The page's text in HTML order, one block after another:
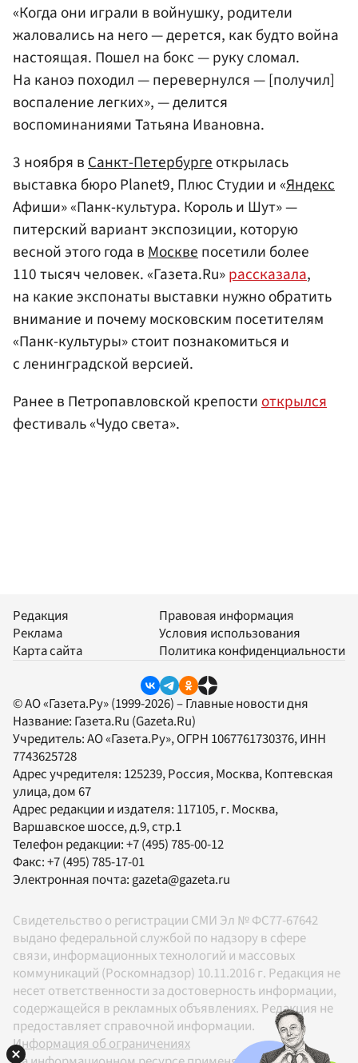
«Когда они играли в войнушку, родители
жаловались на него — дерется, как будто война
настоящая. Пошел на бокс — руку сломал.
На каноэ походил — перевернулся — [получил]
воспаление легких», — делится
воспоминаниями Татьяна Ивановна.
3 ноября вСанкт-Петербургеоткрылась
выставка бюро Planet9, Плюс Студии и «Яндекс
Афиши» «Панк-культура. Король и Шут» —
питерский вариант экспозиции, которую
весной этого года вМосквепосетили более
110 тысяч человек. «Газета.Ru»рассказала,
на какие экспонаты выставки нужно обратить
внимание и почему московским посетителям
«Панк-культуры» стоит познакомиться и
с ленинградской версией.
Ранее в Петропавловской крепостиоткрылся
фестиваль «Чудо света».
Редакция
Реклама
Карта сайта
Правовая информация
Условия использования
Политика конфиденциальности
© АО «Газета.Ру» (1999-2026) – Главные новости дня
Название: Газета.Ru (Gazeta.Ru)
Учредитель:АО «Газета.Ру», ОГРН 1067761730376, ИНН
7743625728
Адрес учредителя: 125239, Россия, Москва, Коптевская
улица, дом 67
Адрес редакции и издателя: 117105, г. Москва,
Варшавское шоссе, д.9, стр.1
Телефон редакции:+7 (495) 785-00-12
Факс:+7 (495) 785-17-01
Электронная почта: gazeta@gazeta.ru
Свидетельство о регистрации СМИ Эл № ФС77-67642
выдано федеральной службой по надзору в сфере
связи, информационных технологий и массовых
коммуникаций (Роскомнадзор) 10.11.2016 г. Редакция не
несет ответственности за достоверность информации,
содержащейся в рекламных объявлениях. Редакция не
предоставляет справочной информации.
Информация об ограничениях